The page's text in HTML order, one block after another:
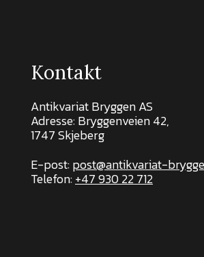
Kontakt
Antikvariat Bryggen AS
Adresse: Bryggenveien 42,
1747 Skjeberg
E-post:post@antikvariat-
Telefon:+47 930 22 712